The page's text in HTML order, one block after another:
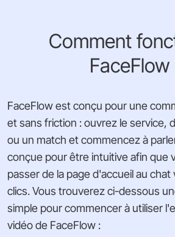
Comment
FaceFlow
FaceFlow est conçu pour une
et sans friction : ouvrez le service,
ou un match et commencez à
conçue pour être intuitive afin que
passer de la page d'accueil au
clics. Vous trouverez ci-dessous
simple pour commencer à utiliser
vidéo de FaceFlow :